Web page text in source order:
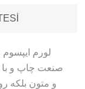
لورم ایپسوم
صنعت چاپ و با
و متون بلکه